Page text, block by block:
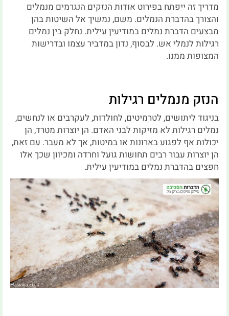
מדריך זה ייפתח בפירוט אודות הנזקים הנגרמים מנמלים
והצורך בהדברת הנמלים. משם, נמשיך אל השיטות בהן
מבצעים הדברת נמלים במודיעין עילית. נחלק בין נמלים
רגילות לנמלי אש. לבסוף, נדון במדביר עצמו ובדרישות
המצופות ממנו.
הנזק מנמלים רגילות
בניגוד ליתושים, לטרמיטים, לחולדות, לעקרבים או לנחשים,
נמלים רגילות לא מזיקות לבני האדם. הן יוצרות מטרד, הן
יכולות אף לפגוע בארונות או במיטות, אך לא מעבר. עם זאת,
הן יוצרות עבור רבים תחושות גועל וחרדה ומכיוון שכך אלו
חפצים בהדברת נמלים במודיעין עילית.